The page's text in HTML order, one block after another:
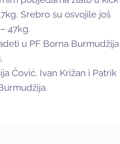
Srebro su osvojile još
47kg.
u PF Borna Burmudžija
Čović, Ivan Križan i Patrik